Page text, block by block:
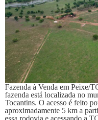
Fazenda à Venda em Peixe/
fazenda está localizada no
Tocantins. O acesso é feito
aproximadamente 5 km a
essa rodovia e acessando a